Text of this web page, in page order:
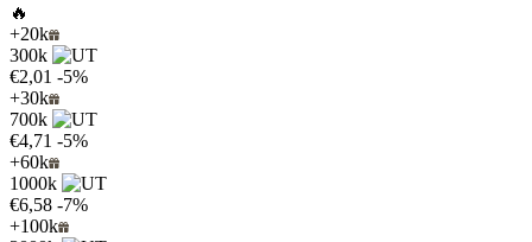
🔥
+20k
300k
€2,01 -5%
+30k
700k
€4,71 -5%
+60k
1000k
€6,58 -7%
+100k